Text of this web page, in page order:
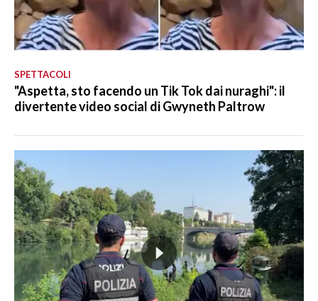
SPETTACOLI
"Aspetta, sto facendo un Tik Tok dai nuraghi": il
divertente video social di Gwyneth Paltrow